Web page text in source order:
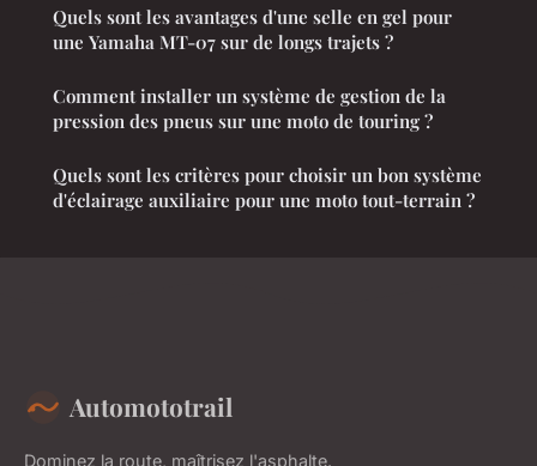
Quels sont les avantages d'une selle en gel pour
une Yamaha MT-07 sur de longs trajets ?
Comment installer un système de gestion de la
pression des pneus sur une moto de touring ?
Quels sont les critères pour choisir un bon système
d'éclairage auxiliaire pour une moto tout-terrain ?
Automototrail
Dominez la route, maîtrisez l'asphalte.